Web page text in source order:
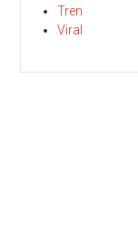
Tren
Viral